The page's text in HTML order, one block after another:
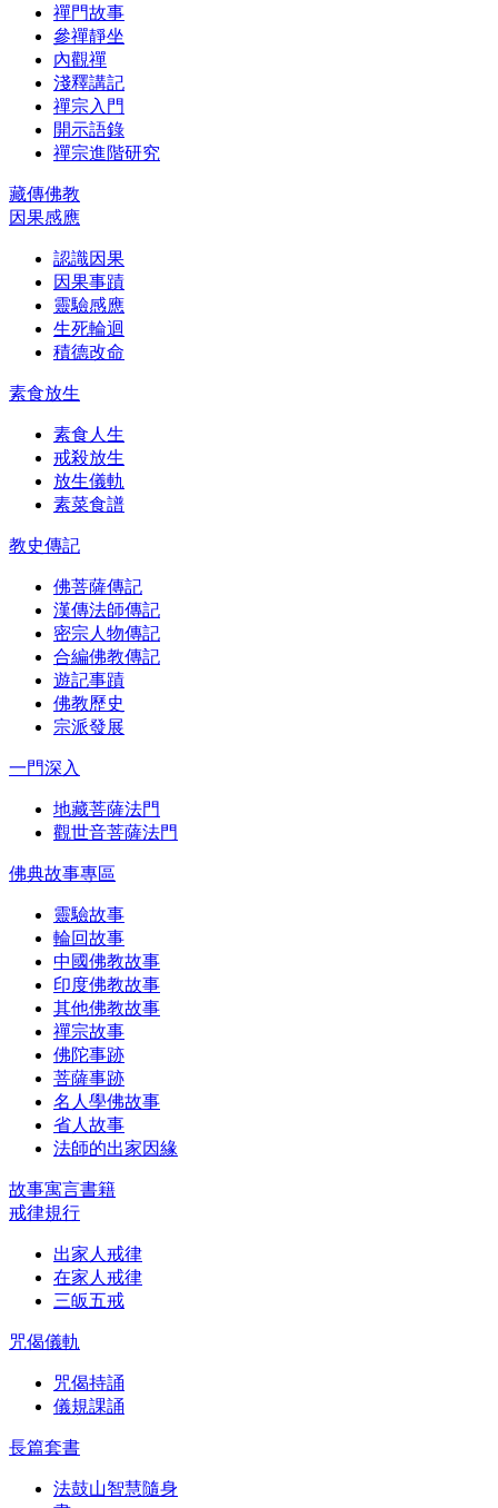
禪門故事
參禪靜坐
內觀禪
淺釋講記
禪宗入門
開示語錄
禪宗進階研究
藏傳佛教
因果感應
認識因果
因果事蹟
靈驗感應
生死輪迴
積德改命
素食放生
素食人生
戒殺放生
放生儀軌
素菜食譜
教史傳記
佛菩薩傳記
漢傳法師傳記
密宗人物傳記
合編佛教傳記
遊記事蹟
佛教歷史
宗派發展
一門深入
地藏菩薩法門
觀世音菩薩法門
佛典故事專區
靈驗故事
輪回故事
中國佛教故事
印度佛教故事
其他佛教故事
禪宗故事
佛陀事跡
菩薩事跡
名人學佛故事
省人故事
法師的出家因緣
故事寓言書籍
戒律規行
出家人戒律
在家人戒律
三皈五戒
咒偈儀軌
咒偈持誦
儀規課誦
長篇套書
法鼓山智慧隨身